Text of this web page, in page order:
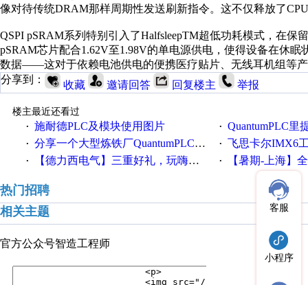
像对待传统DRAM那样周期性发送刷新指令。这不仅释放了
QSPI pSRAM系列特别引入了HalfsleepTM超低功耗模式，在
pSRAM芯片配合1.62V至1.98V的单电源供电，使得设备在休
数据——这对于依赖电池供电的便携医疗贴片、无线耳机组等
分享到：
收藏 邀请回答 回复楼主 举报
楼主最近还看过
· 施耐德PLC及模块使用图片 · QuantumPLC里提到的
· 分享一个大型炼铁厂QuantumPLC双机冗余系统的程序，很有借鉴价值！ · 飞思卡尔IMX6
· 【德力西电气】三重好礼，玩嗨夏日！ · 【暑期-上海】全国工业
热门招聘
相关主题
官方公众号智造工程师
客服
小程序